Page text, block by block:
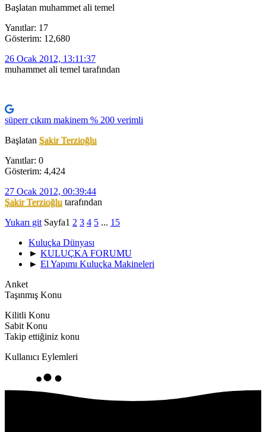
Başlatan muhammet ali temel
Yanıtlar: 17
Gösterim: 12,680
26 Ocak 2012, 13:11:37
muhammet ali temel tarafından
süperr çıkım makinem % 200 verimli
Başlatan Şakir Terzioğlu
Yanıtlar: 0
Gösterim: 4,424
27 Ocak 2012, 00:39:44
Şakir Terzioğlu tarafından
Yukarı git Sayfa1 2 3 4 5 ... 15
Kuluçka Dünyası
► KULUÇKA FORUMU
► El Yapımı Kuluçka Makineleri
Anket
Taşınmış Konu
Kilitli Konu
Sabit Konu
Takip ettiğiniz konu
Kullanıcı Eylemleri